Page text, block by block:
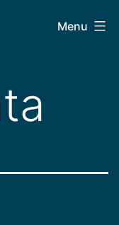
Menu